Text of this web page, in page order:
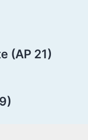
(AP 21)